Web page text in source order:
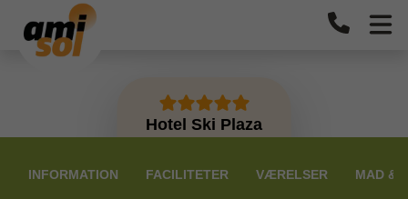
Hotel Ski Plaza
INFORMATION FACILITETER VÆRELSER MAD &